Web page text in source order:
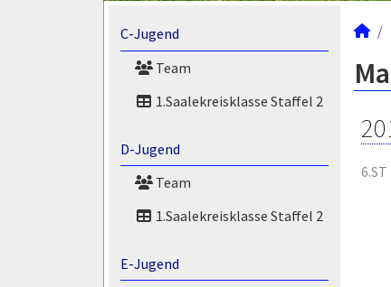
C-Jugend
Team
1.Saalekreisklasse Staffel 2
D-Jugend
Team
1.Saalekreisklasse Staffel 2
E-Jugend
6.ST